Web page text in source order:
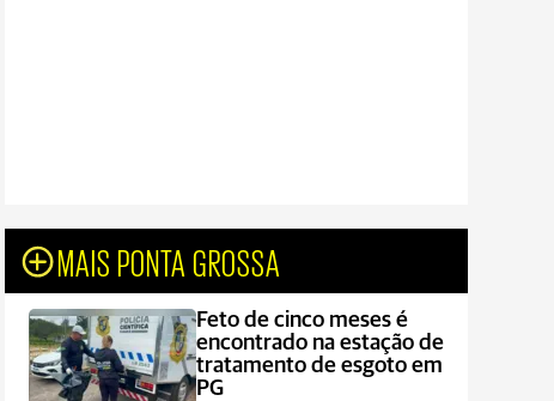
MAIS PONTA GROSSA
Feto de cinco meses é
encontrado na estação de
tratamento de esgoto em
PG